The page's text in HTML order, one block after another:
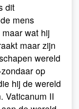
dit
mens
wat hij
maar zijn
wereld
op
hij de wereld
Vaticanum II